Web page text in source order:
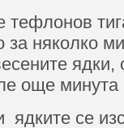
тефлонов
за няколко
ядки,
още минута
се